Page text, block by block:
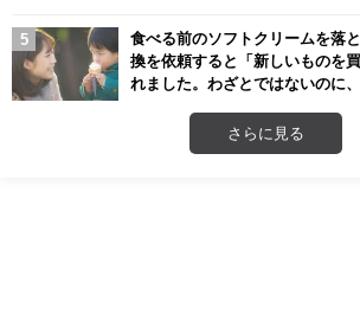
食べる前のソフトクリームを落
換を依頼すると「新しいものを
れました。わざとではないのに
さらに見る